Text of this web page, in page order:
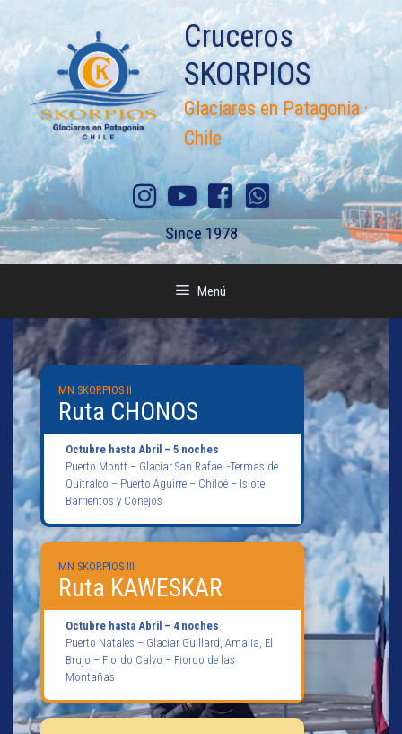
contenido
Cruceros
SKORPIOS
Glaciares en Patagonia ·
Chile
Since 1978
Menú
MN SKORPIOS II
Ruta CHONOS
Octubre hasta Abril – 5 noches
Puerto Montt – Glaciar San Rafael -Termas de
Quitralco – Puerto Aguirre – Chiloé – Islote
Barrientos y Conejos
MN SKORPIOS III
Ruta KAWESKAR
Octubre hasta Abril – 4 noches
Puerto Natales – Glaciar Guillard, Amalia, El
Brujo – Fiordo Calvo – Fiordo de las
Montañas